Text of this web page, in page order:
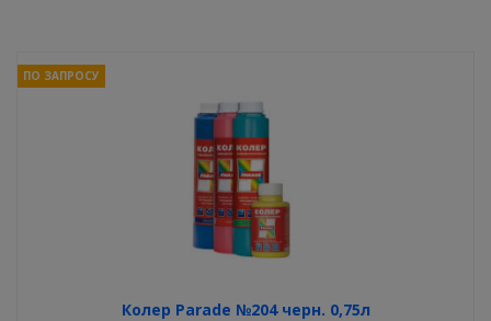
Колер Parade №204 черн. 0,75л
ПО ЗАПРОСУ